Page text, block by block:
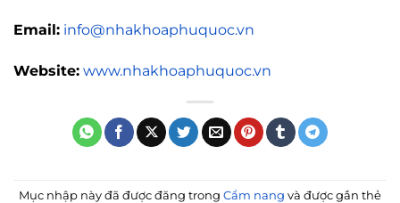
Email: info@nhakhoaphuquoc.vn
Website: www.nhakhoaphuquoc.vn
Mục nhập này đã được đăng trong Cẩm nang và được gắn thẻ